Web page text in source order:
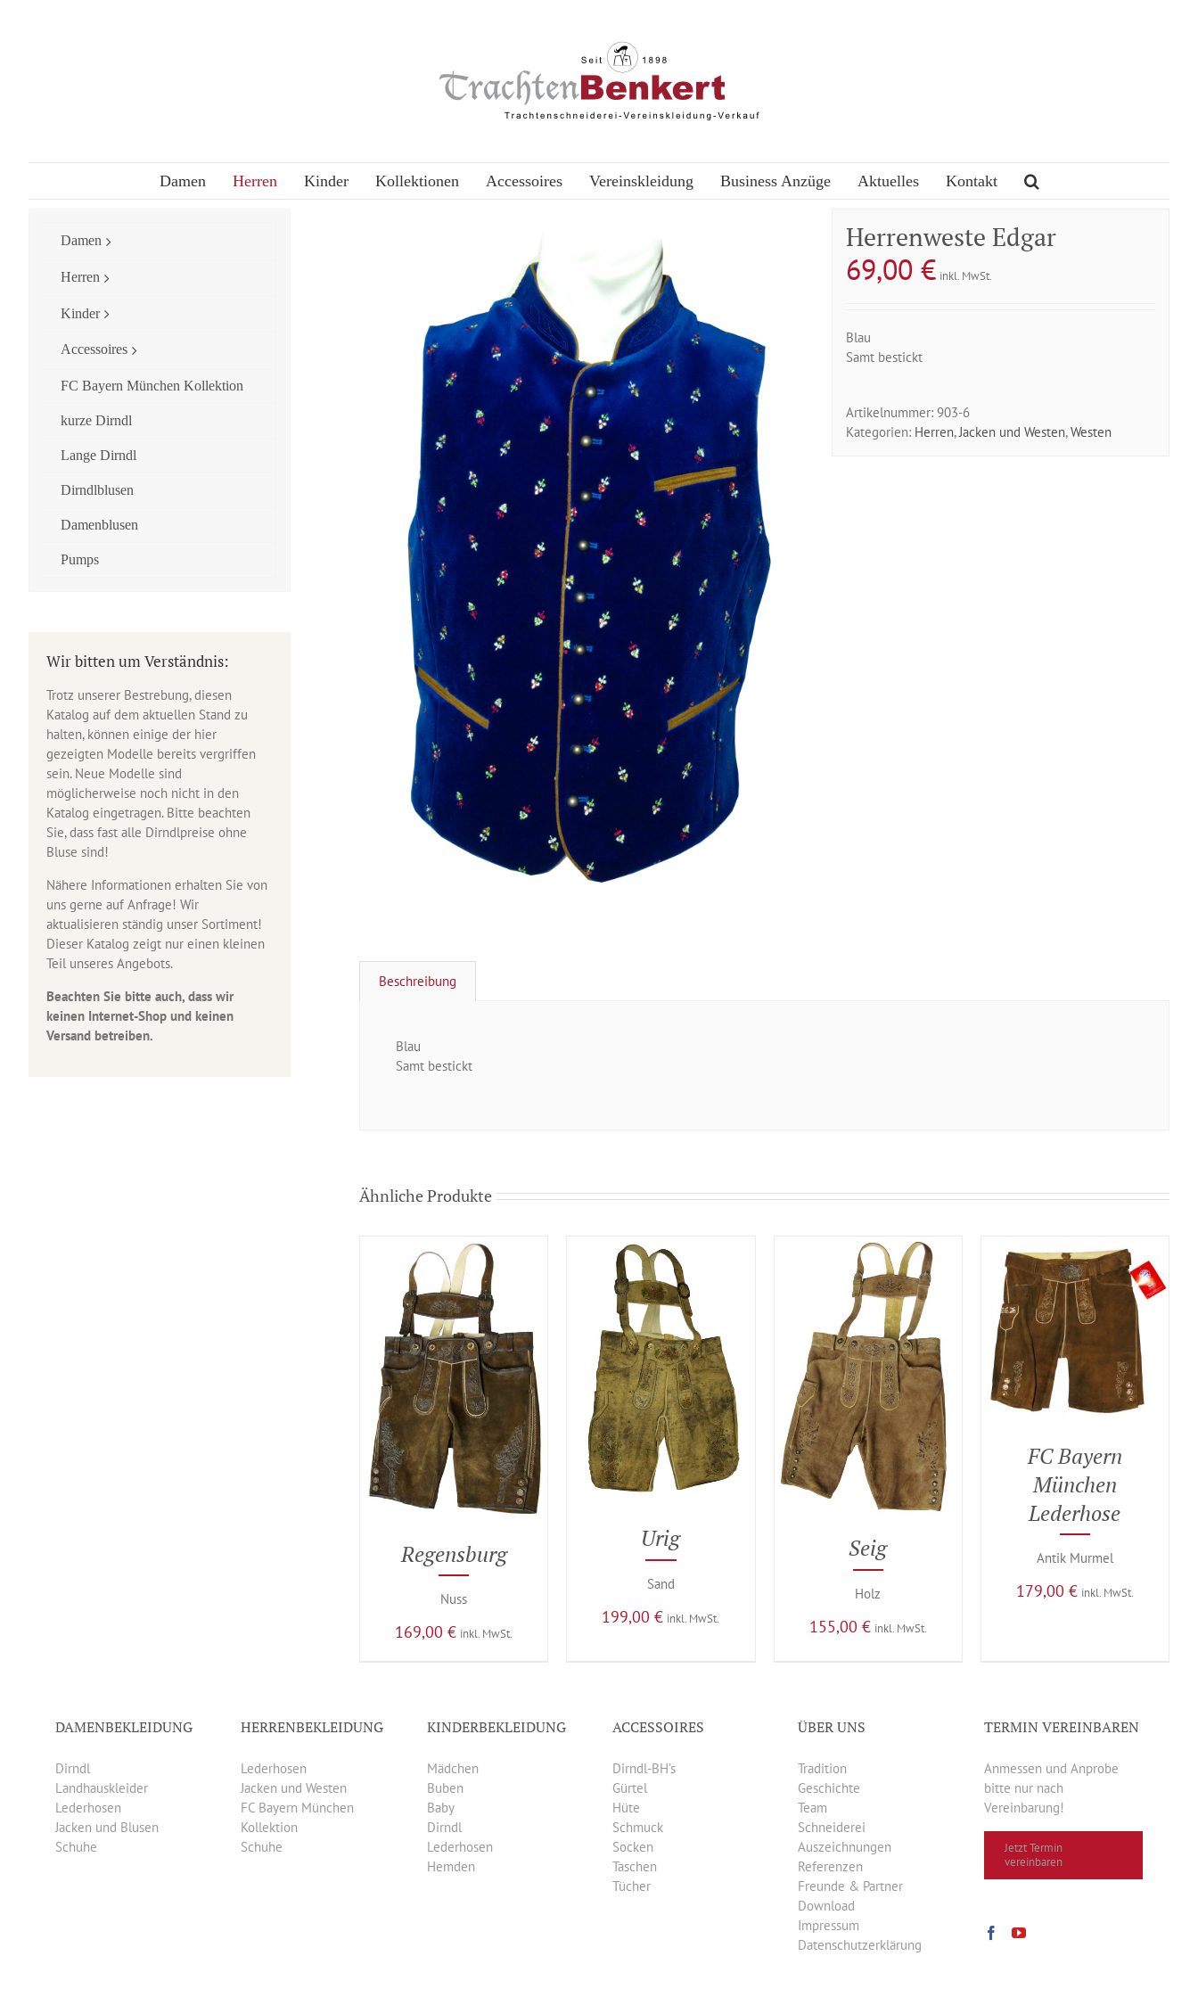
Damen Herren Kinder Kollektionen Accessoires Vereinskleidung Business Anzüge Aktuelles Kontakt
Herrenweste Edgar
69,00€ inkl. MwSt.
Blau
Samt bestickt
Artikelnummer:903-6
Kategorien: Herren,Jacken und Westen,Westen
Beschreibung
Blau
Samt bestickt
Ähnliche Produkte
Regensburg
Nuss
169,00€ inkl. MwSt.
Urig
Sand
199,00€ inkl. MwSt.
Seig
Holz
155,00 € inkl. MwSt.
FC Bayern
München
Lederhose
Antik Murmel
179,00 € inkl. MwSt.
Damen
Herren
Kinder
Accessoires
FC Bayern München Kollektion
kurze Dirndl
Lange Dirndl
Dirndlblusen
Damenblusen
Pumps
Wir bitten um Verständnis:
Trotz unserer Bestrebung, diesen
Katalog auf dem aktuellen Stand zu
halten, können einige der hier
gezeigten Modelle bereits vergriffen
sein. Neue Modelle sind
möglicherweise noch nicht in den
Katalog eingetragen. Bitte beachten
Sie, dass fast alle Dirndlpreise ohne
Bluse sind!
Nähere Informationen erhalten Sie von
uns gerne auf Anfrage! Wir
aktualisieren ständig unser Sortiment!
Dieser Katalog zeigt nur einen kleinen
Teil unseres Angebots.
Beachten Sie bitte auch, dass wir
keinen Internet-Shop und keinen
Versand betreiben.
DAMENBEKLEIDUNG
Dirndl
Landhauskleider
Lederhosen
Jacken und Blusen
Schuhe
HERRENBEKLEIDUNG
Lederhosen
Jacken und Westen
FC Bayern München
Kollektion
Schuhe
KINDERBEKLEIDUNG
Mädchen
Buben
Baby
Dirndl
Lederhosen
Hemden
ACCESSOIRES
Dirndl-BH’s
Gürtel
Hüte
Schmuck
Socken
Taschen
Tücher
ÜBER UNS
Tradition
Geschichte
Team
Schneiderei
Auszeichnungen
Referenzen
Freunde & Partner
Download
Impressum
Datenschutzerklärung
TERMIN VEREINBAREN
Anmessen und Anprobe
bitte nur nach
Vereinbarung!
Jetzt Termin
vereinbaren